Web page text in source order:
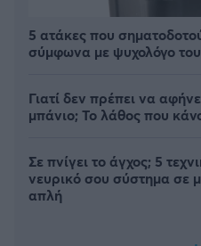
5 ατάκες που
σύμφωνα με ψυχολόγο
Γιατί δεν πρέπει να
μπάνιο; Το λάθος που
Σε πνίγει το άγχος; 5
νευρικό σου σύστημα σε
απλή